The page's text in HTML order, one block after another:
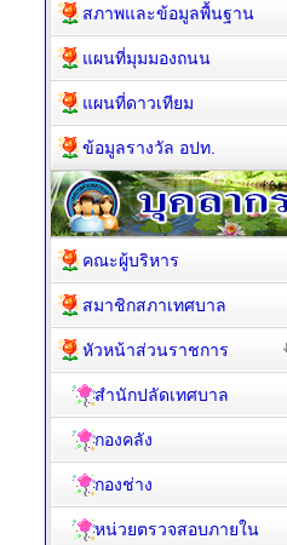
สภาพและข้อมูลพื้นฐาน
แผนที่มุมมองถนน
แผนที่ดาวเทียม
ข้อมูลรางวัล อปท.
คณะผู้บริหาร
สมาชิกสภาเทศบาล
หัวหน้าส่วนราชการ
สำนักปลัดเทศบาล
กองคลัง
กองช่าง
หน่วยตรวจสอบภายใน